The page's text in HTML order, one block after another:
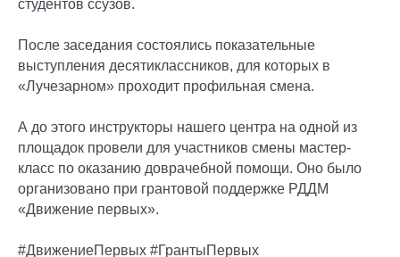
студентов ссузов.
После заседания состоялись показательные
выступления десятиклассников, для которых в
«Лучезарном» проходит профильная смена.
А до этого инструкторы нашего центра на одной из
площадок провели для участников смены мастер-
класс по оказанию доврачебной помощи. Оно было
организовано при грантовой поддержке РДДМ
«Движение первых».
#ДвижениеПервых #ГрантыПервых